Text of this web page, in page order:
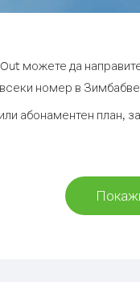
можете да
номер в
абонаментен план,